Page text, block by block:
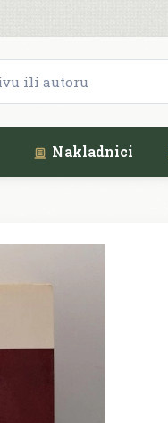
Nakladnici